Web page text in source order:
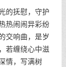
的抚慰，守护
热闹闹异彩纷
交响曲，是岁
若缠绕心中滋
情，写满树